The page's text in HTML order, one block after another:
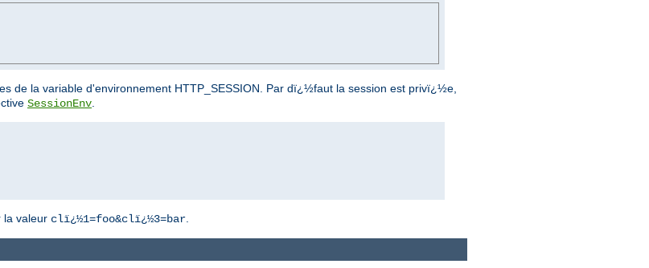
de la variable d'environnement HTTP_SESSION. Par dï¿½faut la session est privï¿½e,
SessionEnv
la valeur clï¿½1=foo&clï¿½3=bar